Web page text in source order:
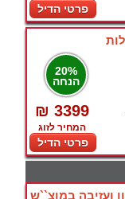
פרטי הדיל
20%
הנחה
₪ 3399
המחיר לזוג
פרטי הדיל